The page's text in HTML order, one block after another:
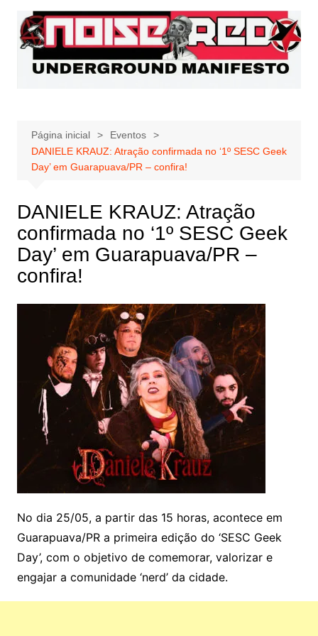
para
conteúdo
Página inicial
Eventos
DANIELE KRAUZ: Atração confirmada no ‘1º SESC Geek
Day’ em Guarapuava/PR – confira!
DANIELE KRAUZ: Atração
confirmada no ‘1º SESC Geek
Day’ em Guarapuava/PR –
confira!
No dia 25/05, a partir das 15 horas, acontece em
Guarapuava/PR a primeira edição do ‘SESC Geek
Day’, com o objetivo de comemorar, valorizar e
engajar a comunidade ‘nerd’ da cidade.